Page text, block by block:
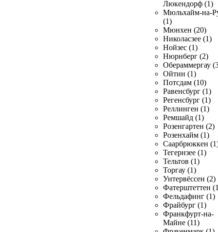
Люкендорф (1)
Мюльхайм-на-
(1)
Мюнхен (20)
Николасзее (1)
Нойзес (1)
Нюрнберг (2)
Обераммергау
Ойтин (1)
Потсдам (10)
Равенсбург (1)
Регенсбург (1)
Реллинген (1)
Ремшайд (1)
Розенгартен (2)
Розенхайм (1)
Саарбрюккен
Тегернзее (1)
Тельтов (1)
Торгау (1)
Унтервёссен (2)
Фатерштеттен
Фельдафинг (1)
Фрайбург (1)
Франкфурт-на-
Майне (11)